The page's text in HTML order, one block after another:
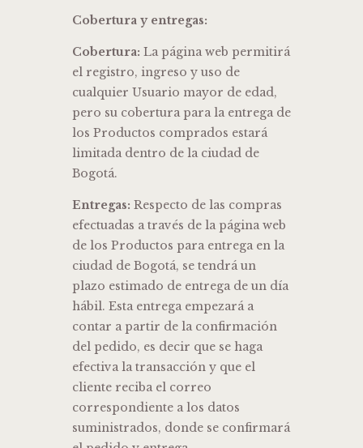
Cobertura y entregas:
Cobertura: La página web permitirá
el registro, ingreso y uso de
cualquier Usuario mayor de edad,
pero su cobertura para la entrega de
los Productos comprados estará
limitada dentro de la ciudad de
Bogotá.
Entregas: Respecto de las compras
efectuadas a través de la página web
de los Productos para entrega en la
ciudad de Bogotá, se tendrá un
plazo estimado de entrega de un día
hábil. Esta entrega empezará a
contar a partir de la confirmación
del pedido, es decir que se haga
efectiva la transacción y que el
cliente reciba el correo
correspondiente a los datos
suministrados, donde se confirmará